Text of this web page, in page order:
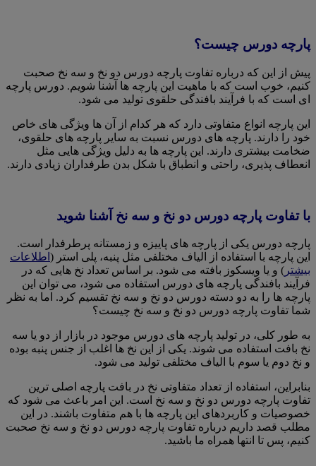
پارچه دورس چیست؟
پیش از این که درباره تفاوت پارچه دورس دو نخ و سه نخ صحبت
کنیم، خوب است که با ماهیت این پارچه ها آشنا شویم. دورس پارچه
ای است که با فرآیند بافندگی حلقوی تولید می شود.
این پارچه انواع متفاوتی دارد که هر کدام از آن ها ویژگی های خاص
خود را دارند. پارچه های دورس نسبت به سایر پارچه های حلقوی،
ضخامت بیشتری دارند. این پارچه ها به دلیل ویژگی هایی مثل
انعطاف پذیری، راحتی و انطباق با شکل بدن طرفداران زیادی دارند.
با تفاوت پارچه دورس دو نخ و سه نخ آشنا شوید
پارچه دورس یکی از پارچه های پاییزه و زمستانه پرطرفدار است.
این پارچه با استفاده از الیاف مختلفی مثل پنبه، پلی استر ( اطلاعات
بیشتر ) و یا ویسکوز بافته می شود. بر اساس تعداد نخ هایی که در
فرآیند بافندگی پارچه های دورس استفاده می شود، می توان این
پارچه ها را به دو دسته دورس دو نخ و سه نخ تقسیم کرد. اما به نظر
شما تفاوت پارچه دورس دو نخ و سه نخ چیست؟
به طور کلی، در تولید پارچه های دورس موجود در بازار از دو یا سه
نخ بافت استفاده می شوند. یکی از این نخ ها اغلب از جنس پنبه بوده
و نخ دوم یا سوم با الیاف مختلفی تولید می شود.
بنابراین، استفاده از تعداد متفاوتی نخ در بافت پارچه اصلی ترین
تفاوت پارچه دورس دو نخ و سه نخ است. این امر باعث می شود که
خصوصیات و کاربردهای این پارچه ها با هم متفاوت باشند. در این
مطلب قصد داریم درباره تفاوت پارچه دورس دو نخ و سه نخ صحبت
کنیم، پس تا انتها همراه ما باشید.